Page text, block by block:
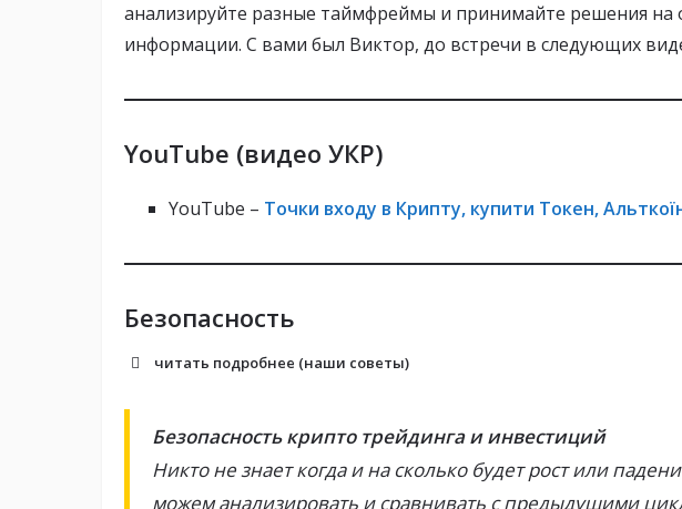
анализируйте разные таймфреймы и принимайте решения на
информации. С вами был Виктор, до встречи в следующих
YouTube (видео УКР)
YouTube – Точки входу в Крипту, купити Токен,
Безопасность
читать подробнее (наши советы)
Безопасность крипто трейдинга и инвестиций
Никто не знает когда и на сколько будет рост или
можем анализировать и сравнивать с предыдущими